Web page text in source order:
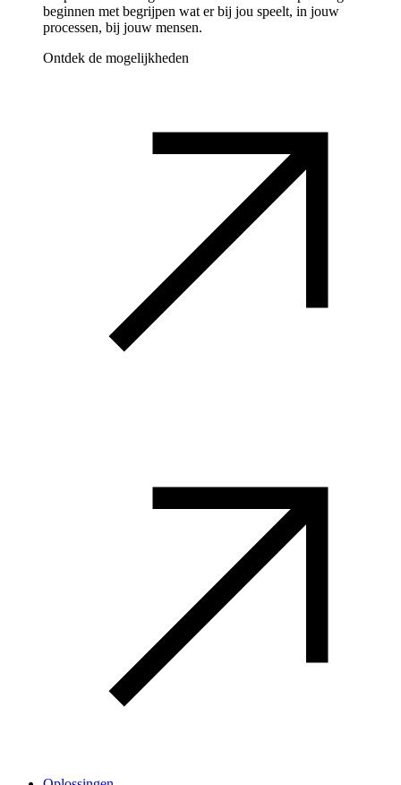
beginnen met begrijpen wat er bij jou speelt, in jouw
processen, bij jouw mensen.
Ontdek de mogelijkheden